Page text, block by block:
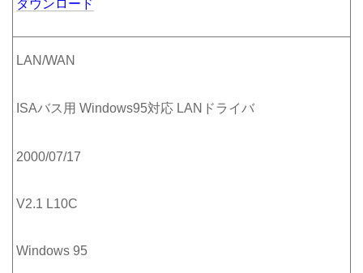
ダウンロード
LAN/WAN
ISAバス用 Windows95対応 LANドライバ
2000/07/17
V2.1 L10C
Windows 95